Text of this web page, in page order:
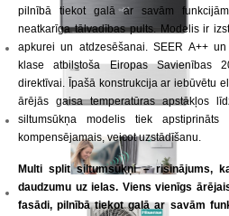
pilnībā tiekot galā ar savām
neatkarīga tālvadības pults. Modelis ir
apkurei un atdzesēšanai. SEER A++
klase atbilstoša Eiropas Savienības
direktīvai. Īpašā konstrukcija ar iebūvētu
ārējās gaisa temperatūras apstākļos
siltumsūkņa modelis tiek
kompensējamais, veicot uzstādīšanu.
Multi split siltumsūkņi – risinājums,
daudzumu uz ielas. Viens vienīgs
fasādi, pilnībā tiekot galā ar savām